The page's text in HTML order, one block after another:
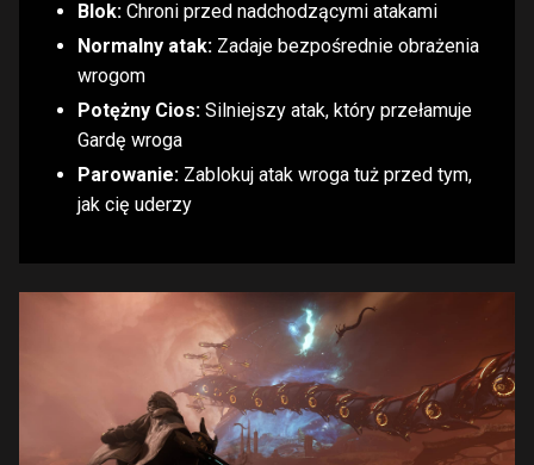
Blok:Chroni przed nadchodzącymi atakami
Normalny atak: Zadaje bezpośrednie obrażenia
wrogom
Potężny Cios:Silniejszy atak, który przełamuje
Gardę wroga
Parowanie: Zablokuj atak wroga tuż przed tym,
jak cię uderzy